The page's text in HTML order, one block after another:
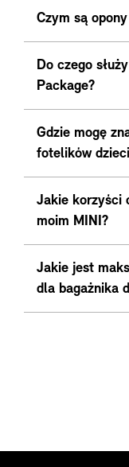
Czym są
Do czego
Package?
Gdzie mogę
fotelików
Jakie korzyści
moim MINI?
Jakie jest
dla bagażnika